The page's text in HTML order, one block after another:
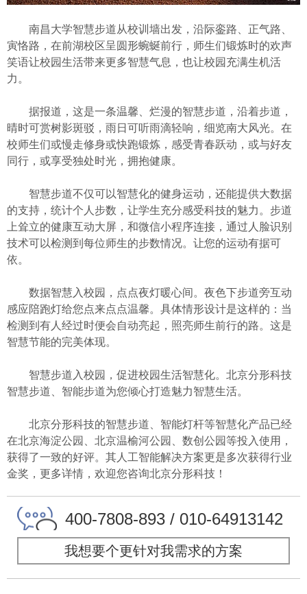
南昌大学智慧步道从校训墙出发，沿际銮路、正气路、
寅恪路，在前湖校区呈圆形蜿蜒前行，师生们锻炼时的欢声
笑语让校园生活带来更多智慧气息，也让校园充满生机活
力。
据报道，这是一条温馨、烂漫的智慧步道，沿着步道，
晴时可赏树影斑驳，雨日可听雨滴轻响，细览南大风光。在
校师生们或慢走修身或快跑锻炼，感受青春跃动，或与好友
同行，或享受独处时光，拥抱健康。
智慧步道不仅可以智慧化的健身运动，还能提供大数据
的支持，统计个人步数，让学生充分感受科技的魅力。步道
上耸立的健康互动大屏，和微信小程序连接，通过人脸识别
技术可以检测到每位师生的步数情况。让您的运动有据可
依。
数据智慧入校园，点点夜灯暖心间。夜色下步道旁互动
感应陪跑灯给您点来点点温馨。具体情形设计是这样的：当
检测到有人经过时便会自动亮起，照亮师生前行的路。这是
智慧节能的完美体现。
智慧步道入校园，促进校园生活智慧化。北京分形科技
智慧步道、智能步道为您倾心打造魅力智慧生活。
北京分形科技的智慧步道、智能灯杆等智慧化产品已经
在北京海淀公园、北京温榆河公园、数创公园等投入使用，
获得了一致的好评。其人工智能解决方案更是多次获得行业
金奖，更多详情，欢迎您咨询北京分形科技！
400-7808-893 / 010-64913142
我想要个更针对我需求的方案